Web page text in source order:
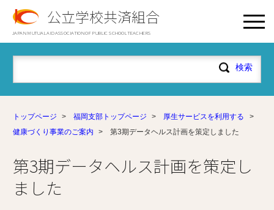
公立学校共済組合
JAPAN MUTUAL AID ASSOCIATION OF PUBLIC SCHOOL TEACHERS
トップページ > 福岡支部トップページ > 厚生サービスを利用する
>
健康づくり事業のご案内
> 第3期データヘルス計画を策定しました
第3期データヘルス計画を策定し
ました